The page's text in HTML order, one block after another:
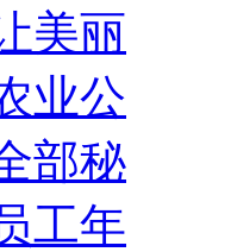
美丽
业公
部秘
工年